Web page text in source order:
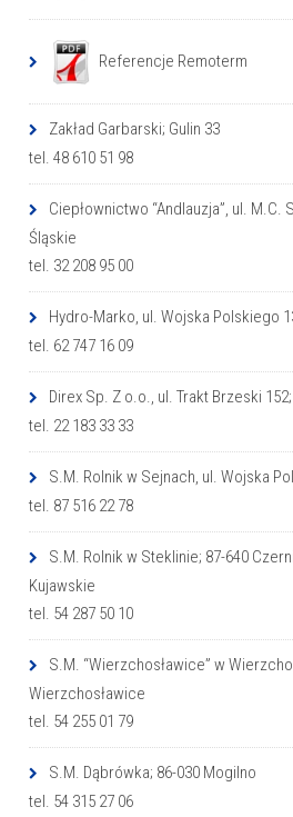
Referencje Remoterm
Zakład Garbarski; Gulin 33
tel. 48 610 51 98
Ciepłownictwo “Andlauzja”, ul. M.C.
Śląskie
tel. 32 208 95 00
Hydro-Marko, ul. Wojska Polskiego
tel. 62 747 16 09
Direx Sp. Z o.o., ul. Trakt Brzeski
tel. 22 183 33 33
S.M. Rolnik w Sejnach, ul. Wojska
tel. 87 516 22 78
S.M. Rolnik w Steklinie; 87-640
Kujawskie
tel. 54 287 50 10
S.M. “Wierzchosławice” w
Wierzchosławice
tel. 54 255 01 79
S.M. Dąbrówka; 86-030 Mogilno
tel. 54 315 27 06